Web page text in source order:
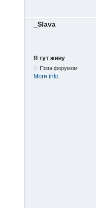
_Slava
Я тут живу
Поза форумом
More info